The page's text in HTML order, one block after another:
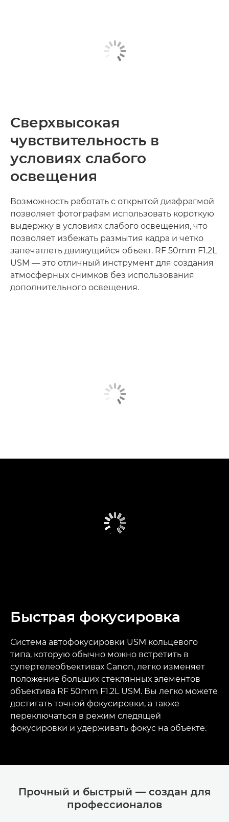
Сверхвысокая
чувствительность в
условиях слабого
освещения
Возможность работать с открытой диафрагмой
позволяет фотографам использовать короткую
выдержку в условиях слабого освещения, что
позволяет избежать размытия кадра и четко
запечатлеть движущийся объект. RF 50mm F1.2L
USM — это отличный инструмент для создания
атмосферных снимков без использования
дополнительного освещения.
Быстрая фокусировка
Система автофокусировки USM кольцевого
типа, которую обычно можно встретить в
супертелеобъективах Canon, легко изменяет
положение больших стеклянных элементов
объектива RF 50mm F1.2L USM. Вы легко можете
достигать точной фокусировки, а также
переключаться в режим следящей
фокусировки и удерживать фокус на объекте.
Прочный и быстрый — создан для
профессионалов